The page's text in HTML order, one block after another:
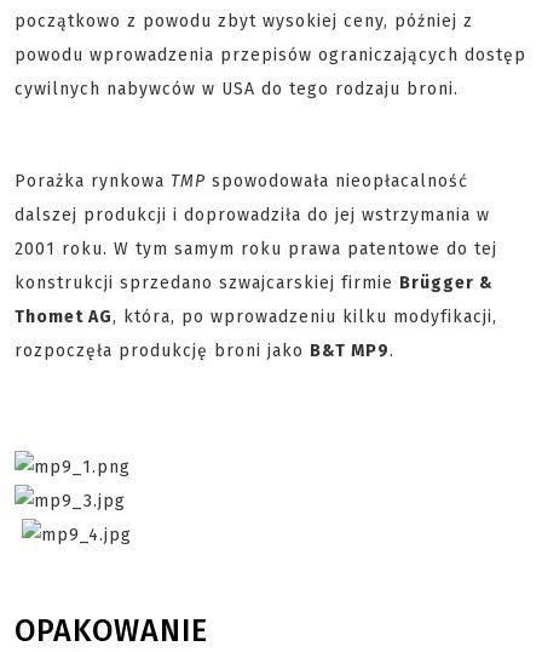
początkowo z powodu zbyt wysokiej ceny, później z
powodu wprowadzenia przepisów ograniczających dostęp
cywilnych nabywców w USA do tego rodzaju broni.
Porażka rynkowa TMP spowodowała nieopłacalność
dalszej produkcji i doprowadziła do jej wstrzymania w
2001 roku. W tym samym roku prawa patentowe do tej
konstrukcji sprzedano szwajcarskiej firmie Brügger &
Thomet AG, która, po wprowadzeniu kilku modyfikacji,
rozpoczęła produkcję broni jako B&T MP9.
OPAKOWANIE